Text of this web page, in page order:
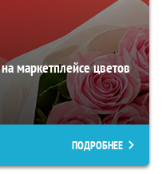
маркетплейсе цветов
ПОДРОБНЕЕ